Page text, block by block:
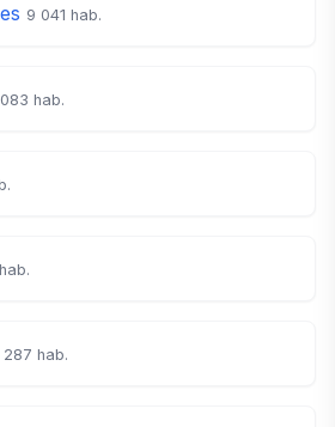
9 041 hab.
hab.
287 hab.